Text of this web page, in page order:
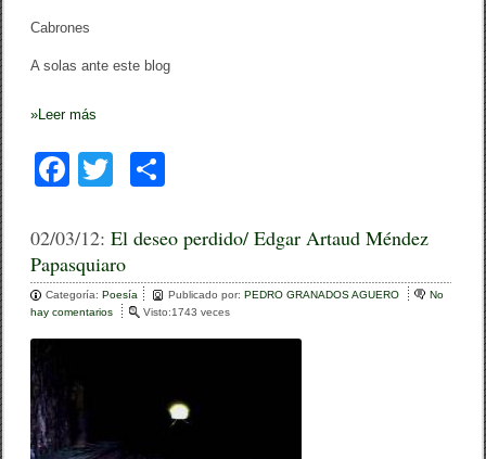
Cabrones
A solas ante este blog
»Leer más
F
c
e
b
o
o
k
tt
er
m
p
ar
tir
02/03/12:El deseo perdido/ Edgar Artaud Méndez
Papasquiaro
Categoría:Poesía Publicado por:PEDRO GRANADOS AGUERO
No
hay comentarios
o
Visto:1743 veces